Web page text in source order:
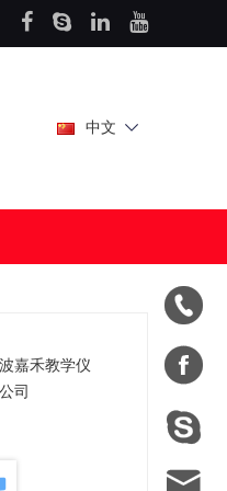




中文
嘉禾教学仪
司